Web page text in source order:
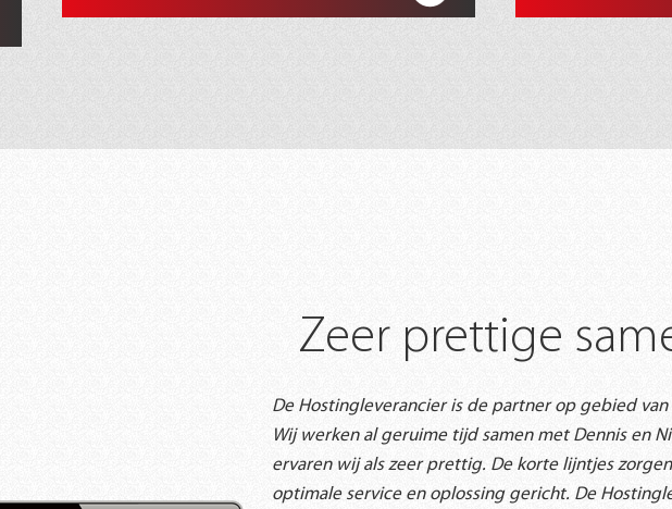
Zeer prettige
De Hostingleverancier is de partner op gebied
Wij werken al geruime tijd samen met Dennis en
ervaren wij als zeer prettig. De korte lijntjes
optimale service en oplossing gericht. De